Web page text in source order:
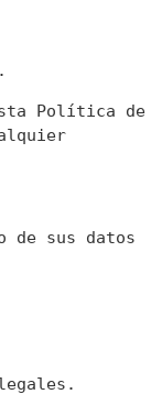
Política de
de sus datos